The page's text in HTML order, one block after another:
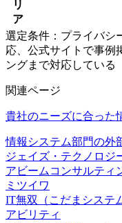
リ
ア
選定条件：プライバシ
応、公式サイトで事例
ングまで対応している
関連ページ
貴社のニーズに合った
情報システム部門の外
ジェイズ・テクノロジ
アビームコンサルティ
ミツイワ
IT無双（こだまシステ
アビリティ